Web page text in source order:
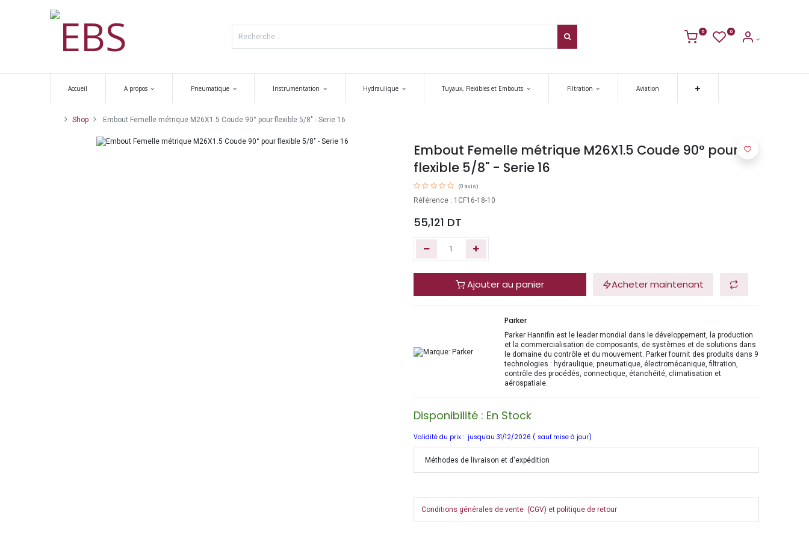
0 0
Accueil A propos Pneumatique Instrumentation Hydraulique Tuyaux, Flexibles et Embouts Filtration Aviation
Shop Embout Femelle métrique M26X1.5 Coude 90° pour flexible 5/8" - Serie 16
Embout Femelle métrique M26X1.5 Coude 90° pour
flexible 5/8" - Serie 16
(0 avis)
Référence : 1CF16-18-10
55,121 DT
Ajouter au panier Acheter maintenant
Parker
Parker Hannifin est le leader mondial dans le développement, la production
et la commercialisation de composants, de systèmes et de solutions dans
le domaine du contrôle et du mouvement. Parker fournit des produits dans 9
technologies : hydraulique, pneumatique, électromécanique, filtration,
contrôle des procédés, connectique, étanchéité, climatisation et
aérospatiale.
Disponibilité : En Stock
Validité du prix : jusqu'au 31/12/2026 ( sauf mise à jour)
Méthodes de livraison et d'expédition
Conditions générales de vente (CGV) et politique de retour